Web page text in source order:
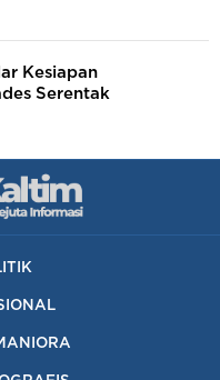
Kesiapan
Serentak